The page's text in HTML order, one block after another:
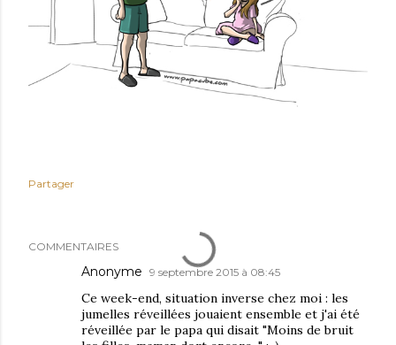
Partager
COMMENTAIRES
Anonyme 9 septembre 2015 à 08:45
Ce week-end, situation inverse chez moi : les
jumelles réveillées jouaient ensemble et j'ai été
réveillée par le papa qui disait "Moins de bruit